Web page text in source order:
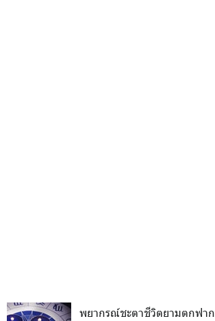
พยากรณ์ชะตาชีวิตยามตกฟาก